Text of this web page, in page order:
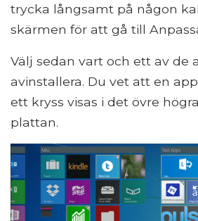
trycka långsamt på någon
skärmen för att gå till
Välj sedan vart och ett av de
avinstallera. Du vet att en
ett kryss visas i det övre
plattan.